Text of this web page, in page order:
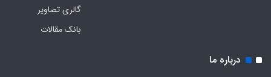
گالری تصاویر
بانک مقالات
درباره ما